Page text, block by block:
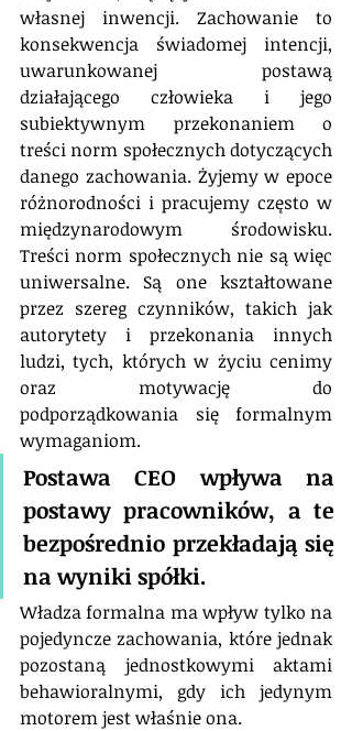
własnej inwencji. Zachowanie to
konsekwencja świadomej intencji,
uwarunkowanej postawą
działającego człowieka i jego
subiektywnym przekonaniem o
treści norm społecznych dotyczących
danego zachowania. Żyjemy w epoce
różnorodności i pracujemy często w
międzynarodowym środowisku.
Treści norm społecznych nie są więc
uniwersalne. Są one kształtowane
przez szereg czynników, takich jak
autorytety i przekonania innych
ludzi, tych, których w życiu cenimy
oraz motywację do
podporządkowania się formalnym
wymaganiom.
Postawa CEO wpływa na
postawy pracowników, a te
bezpośrednio przekładają się
na wyniki spółki.
Władza formalna ma wpływ tylko na
pojedyncze zachowania, które jednak
pozostaną jednostkowymi aktami
behawioralnymi, gdy ich jedynym
motorem jest właśnie ona.